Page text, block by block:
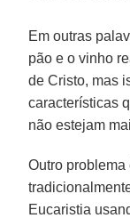
Em outras
pão e o vinho
de Cristo, mas
características
não estejam
Outro problema
Eucaristia